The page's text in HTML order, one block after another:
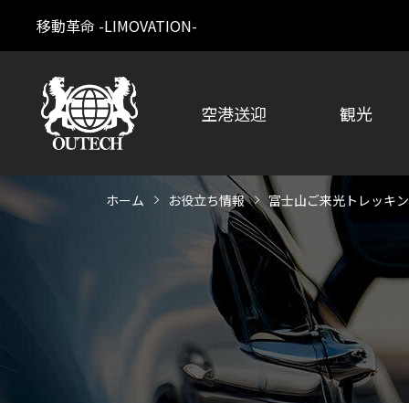
移動革命 -LIMOVATION-
空港送迎 観光
ホーム お役立ち情報 富士山ご来光トレッキ